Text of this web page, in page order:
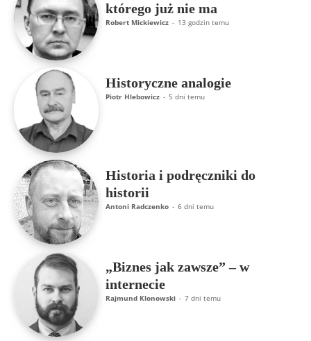
którego już nie ma
Robert Mickiewicz - 13 godzin temu
Historyczne analogie
Piotr Hlebowicz - 5 dni temu
Historia i podręczniki do
historii
Antoni Radczenko - 6 dni temu
„Biznes jak zawsze” – w
internecie
Rajmund Klonowski - 7 dni temu